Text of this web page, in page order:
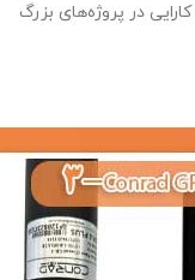
در پروژه‌های بزرگ